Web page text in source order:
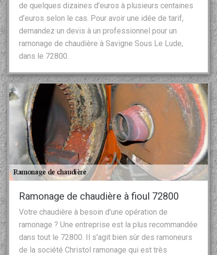
de quelques dizaines d’euros à plusieurs centaines
d’euros selon le cas. Pour avoir une idée de tarif,
demandez un devis à un professionnel pour un
ramonage de chaudière à Savigne Sous Le Lude,
dans le 72800.
Ramonage de chaudière à fioul 72800
Votre chaudière à besoin d’une opération de
ramonage ? Une entreprise est la plus recommandée
dans tout le 72800. Il s’agit bien sûr des ramoneurs
de la société Christol ramonage qui est très